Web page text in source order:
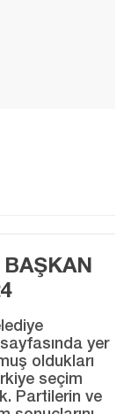
yer
oldukları
seçim
Partilerin ve